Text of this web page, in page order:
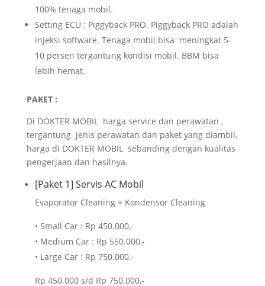
100% tenaga mobil.
Setting ECU : Piggyback PRO. Piggyback PRO adalah
injeksi software. Tenaga mobil bisa meningkat 5-
10 persen tergantung kondisi mobil. BBM bisa
lebih hemat.
PAKET :
Di DOKTER MOBIL harga service dan perawatan ,
tergantung jenis perawatan dan paket yang diambil,
harga di DOKTER MOBIL sebanding dengan kualitas
pengerjaan dan hasilnya.
[Paket 1] Servis AC Mobil
Evaporator Cleaning + Kondensor Cleaning
• Small Car : Rp 450.000,-
• Medium Car : Rp 550.000,-
• Large Car : Rp 750.000,-
Rp 450.000 s/d Rp 750.000,-